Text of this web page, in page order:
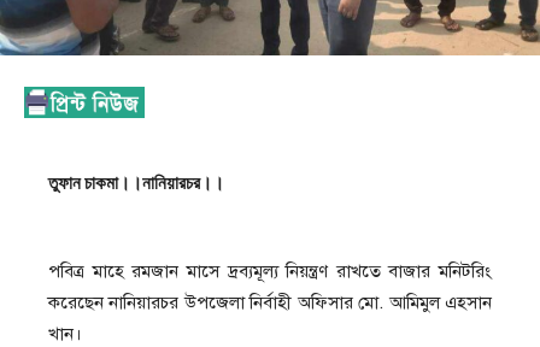
তুফান চাকমা।।নানিয়ারচর।।
পবিত্র মাহে রমজান মাসে দ্রব্যমূল্য নিয়ন্ত্রণ রাখতে বাজার মনিটরিং
করেছেন নানিয়ারচর উপজেলা নির্বাহী অফিসার মো. আমিমুল এহসান
খান।